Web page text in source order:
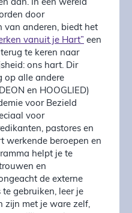
aan. In een wereld
door
van anderen, biedt het
vanuit je Hart” een
te keren naar
ons hart. Dir
op alle andere
en HOOGLIED)
voor Bezield
voor
pastores en
werkende beroepen en
helpt je te
en
de externe
gebruiken, leer je
zijn met je ware zelf,